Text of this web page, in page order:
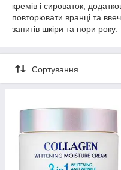
кремів і сироваток,
повторювати вранці та
запитів шкіри та пори року.
Сортування